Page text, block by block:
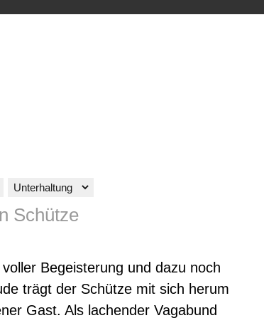
Schütze
Begeisterung und dazu noch
trägt der Schütze mit sich herum
Gast. Als lachender Vagabund